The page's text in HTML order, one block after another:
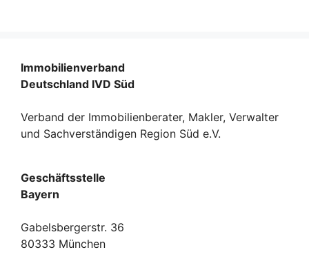
Immobilienverband
Deutschland IVD Süd
Verband der Immobilienberater, Makler, Verwalter
und Sachverständigen Region Süd e.V.
Geschäftsstelle
Bayern
Gabelsbergerstr. 36
80333 München